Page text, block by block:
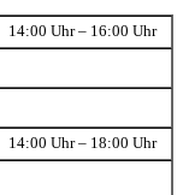
14:00 Uhr – 16:00 Uhr
14:00 Uhr – 18:00 Uhr